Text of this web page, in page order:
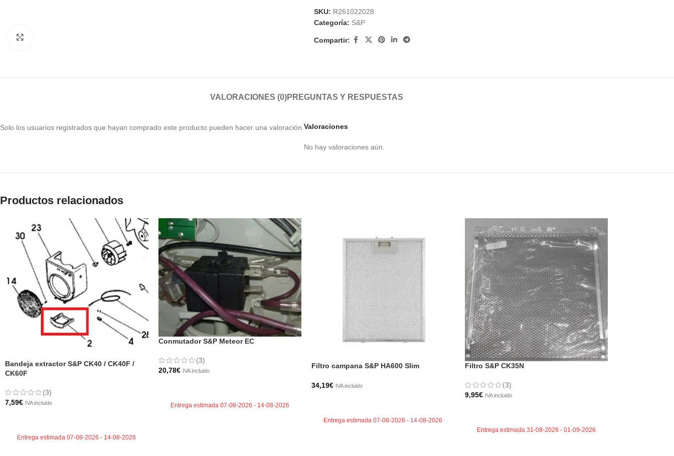
SKU: R261022028
Categoría: S&P
Compartir:
VALORACIONES (0)PREGUNTAS Y RESPUESTAS
Valoraciones
No hay valoraciones aún.
Solo los usuarios registrados que hayan comprado este producto pueden hacer una valoración.
Productos relacionados
Bandeja extractor S&P CK40 / CK40F /
CK60F
(3)
7,59€ IVA incluido
Entrega estimada 07-08-2026 - 14-08-2026
Conmutador S&P Meteor EC
(3)
20,78€ IVA incluido
Entrega estimada 07-08-2026 - 14-08-2026
Filtro campana S&P HA600 Slim
34,19€ IVA incluido
Entrega estimada 07-08-2026 - 14-08-2026
Filtro S&P CK35N
(3)
9,95€ IVA incluido
Entrega estimada 31-08-2026 - 01-09-2026